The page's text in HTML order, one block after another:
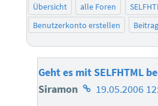
Übersicht alle Foren
Benutzerkonto erstellen
Geht es mit SELFHTML
Siramon Homepage
19.05.2006